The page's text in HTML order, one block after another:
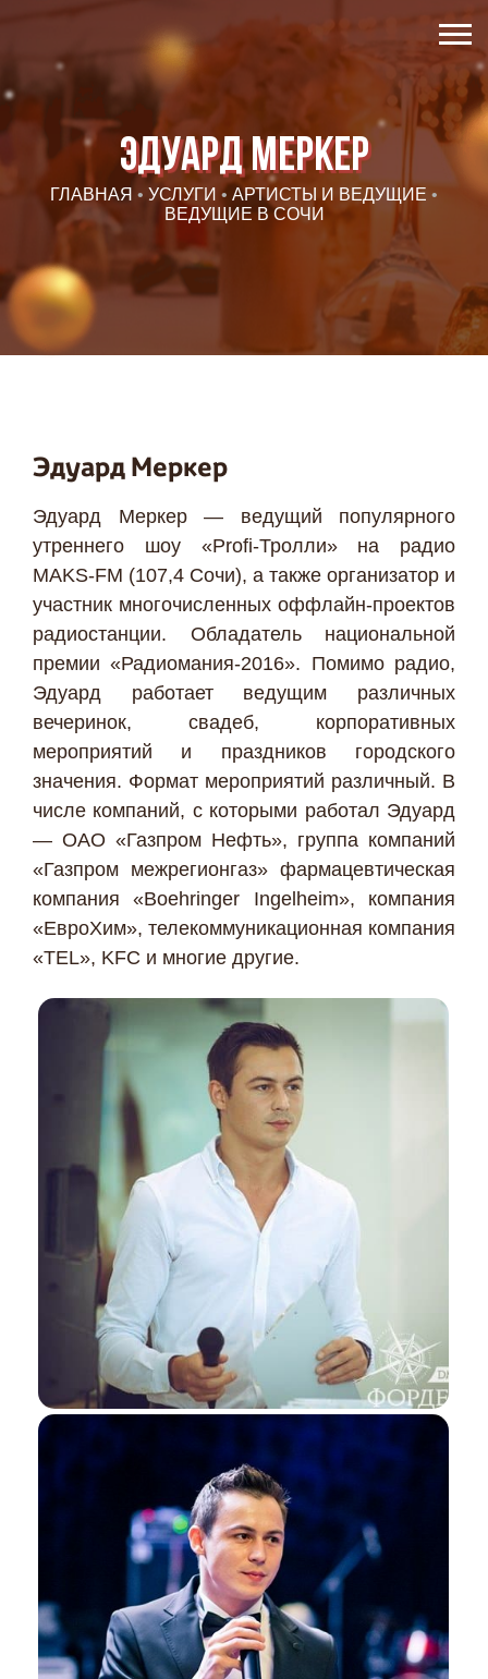
Эдуард Меркер
ГЛАВНАЯ • УСЛУГИ • АРТИСТЫ И ВЕДУЩИЕ •
ВЕДУЩИЕ В СОЧИ
Эдуард Меркер
Эдуард Меркер — ведущий популярного
утреннего шоу «Profi-Тролли» на радио
MAKS-FM (107,4 Сочи), а также организатор и
участник многочисленных оффлайн-проектов
радиостанции. Обладатель национальной
премии «Радиомания-2016». Помимо радио,
Эдуард работает ведущим различных
вечеринок, свадеб, корпоративных
мероприятий и праздников городского
значения. Формат мероприятий различный. В
числе компаний, с которыми работал Эдуард
— ОАО «Газпром Нефть», группа компаний
«Газпром межрегионгаз» фармацевтическая
компания «Boehringer Ingelheim», компания
«ЕвроХим», телекоммуникационная компания
«TEL», KFC и многие другие.
Я даю согласие ООО «Империя-Сочи» на обработку моих
персональных данных в целях рассмотрения моего
обращения согласно
Политике обработки персональных
данныхиСогласию на обработку персональных данных.